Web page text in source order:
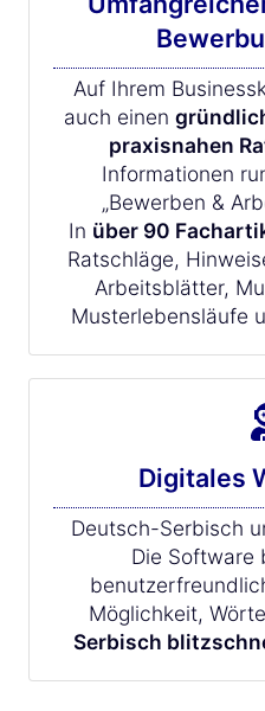
Auf Ihrem
auch einen
praxisnahen
Informationen
„Bewerben &
In über 90
Ratschläge,
Arbeitsblätter,
Musterlebensläufe
Digitales
Deutsch-Serbisch
Die Software
Möglichkeit,
Serbisch